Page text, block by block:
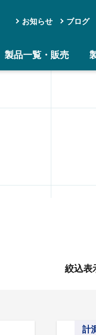
お知らせ ブログ
製品一覧・販売
絞込表
計